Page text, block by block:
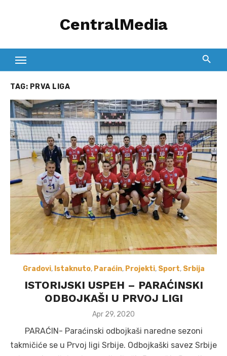
CentralMedia
TAG: PRVA LIGA
Gradovi, Istaknuto, Paraćin, Projekti, Sport, Srbija
ISTORIJSKI USPEH – PARAĆINSKI
ODBOJKAŠI U PRVOJ LIGI
Posted
Apr 29, 2020
PARAĆIN- Paraćinski odbojkaši naredne sezoni
takmičiće se u Prvoj ligi Srbije. Odbojkaški savez Srbije